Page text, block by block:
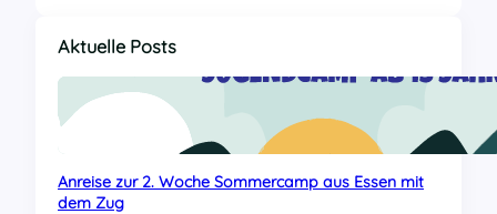
Aktuelle Posts
Anreise zur 2. Woche Sommercamp aus Essen mit
dem Zug